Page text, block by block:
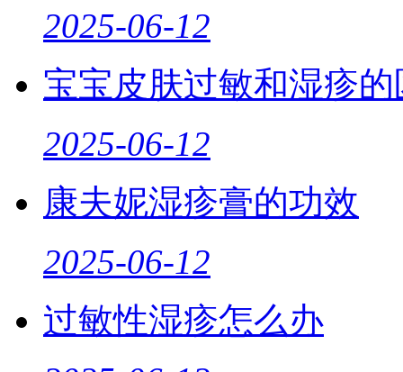
2025-06-12
宝宝皮肤过敏和湿疹的
2025-06-12
康夫妮湿疹膏的功效
2025-06-12
过敏性湿疹怎么办